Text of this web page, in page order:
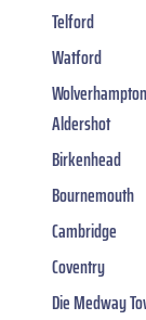
Telford
Watford
Wolverhampton
Aldershot
Birkenhead
Bournemouth
Cambridge
Coventry
Die Medway